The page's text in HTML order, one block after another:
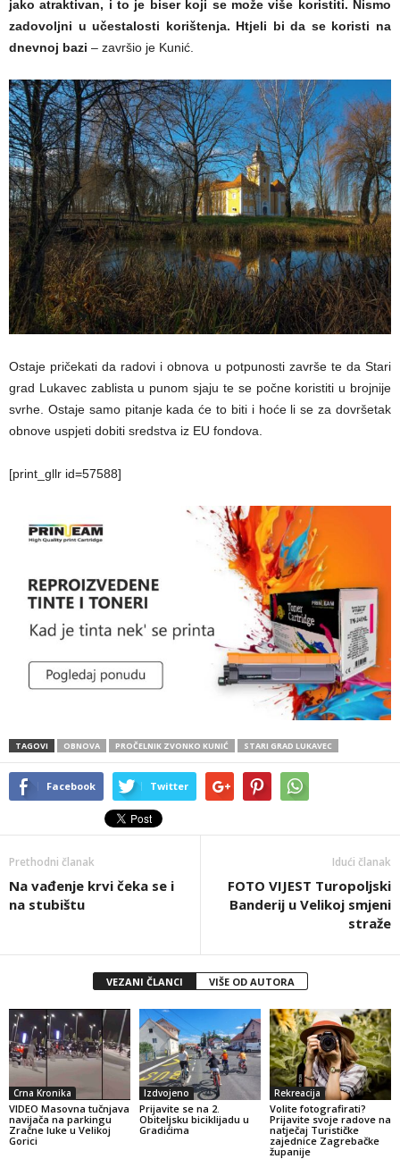
jako atraktivan, i to je biser koji se može više koristiti. Nismo
zadovoljni u učestalosti korištenja. Htjeli bi da se koristi na
dnevnoj bazi – završio je Kunić.
Ostaje pričekati da radovi i obnova u potpunosti završe te da Stari
grad Lukavec zablista u punom sjaju te se počne koristiti u brojnije
svrhe. Ostaje samo pitanje kada će to biti i hoće li se za dovršetak
obnove uspjeti dobiti sredstva iz EU fondova.
[print_gllr id=57588]
TAGOVI OBNOVA PROČELNIK ZVONKO KUNIĆ STARI GRAD LUKAVEC
Facebook Twitter
Prethodni članak
Na vađenje krvi čeka se i
na stubištu
Idući članak
FOTO VIJEST Turopoljski
Banderij u Velikoj smjeni
straže
VEZANI ČLANCI VIŠE OD AUTORA
Crna Kronika
VIDEO Masovna tučnjava
navijača na parkingu
Zračne luke u Velikoj
Gorici
Izdvojeno
Prijavite se na 2.
Obiteljsku biciklijadu u
Gradićima
Rekreacija
Volite fotografirati?
Prijavite svoje radove na
natječaj Turističke
zajednice Zagrebačke
županije